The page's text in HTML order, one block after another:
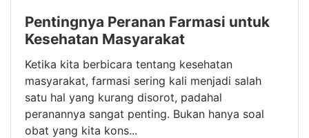
Pentingnya Peranan Farmasi untuk
Kesehatan Masyarakat
Ketika kita berbicara tentang kesehatan
masyarakat, farmasi sering kali menjadi salah
satu hal yang kurang disorot, padahal
peranannya sangat penting. Bukan hanya soal
obat yang kita kons...